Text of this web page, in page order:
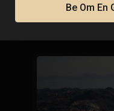
Be Om En